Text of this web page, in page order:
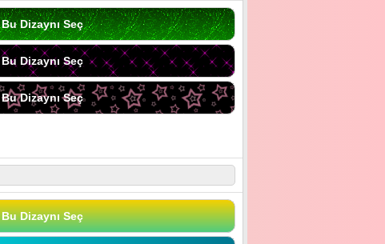
Bu Dizaynı Seç
Bu Dizaynı Seç
Bu Dizaynı Seç
Bu Dizaynı Seç